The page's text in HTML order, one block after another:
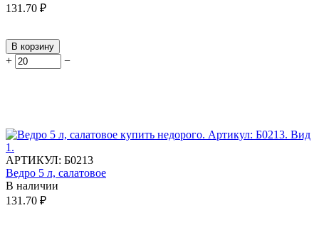
131.70 ₽
В корзину
+ −
АРТИКУЛ: Б0213
Ведро 5 л, салатовое
В наличии
131.70 ₽